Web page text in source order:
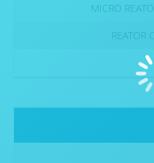
MICRO
REATOR